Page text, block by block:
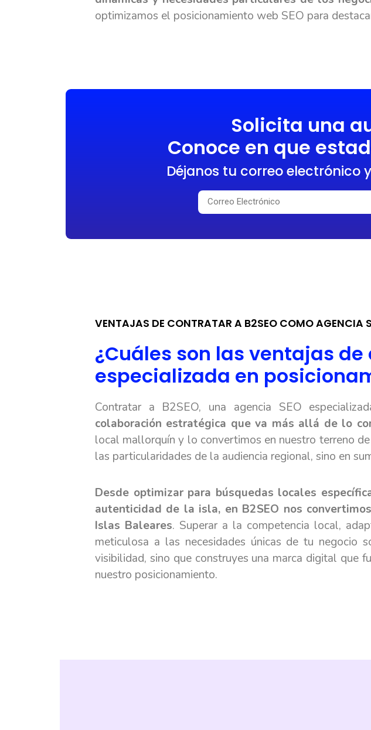
optimizamos el posicionamiento web SEO para
Solicita una
Conoce en que
Déjanos tu correo electrónico
VENTAJAS DE CONTRATAR A B2SEO COMO AGENCIA
¿Cuáles son las ventajas
especializada en
Contratar a B2SEO, una agencia SEO
colaboración estratégica que va más allá de lo
local mallorquín y lo convertimos en nuestro terreno
las particularidades de la audiencia regional, sino en
Desde optimizar para búsquedas locales
autenticidad de la isla, en B2SEO nos
Islas Baleares. Superar a la competencia local,
meticulosa a las necesidades únicas de tu negocio
visibilidad, sino que construyes una marca digital que
nuestro posicionamiento.